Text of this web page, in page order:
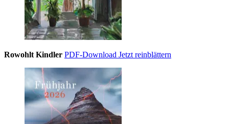
Rowohlt Kindler PDF-Download Jetzt reinblättern